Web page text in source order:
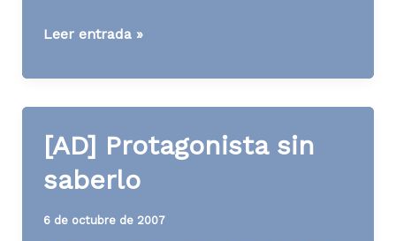
[WWW]
mis
yo
Leer entrada »
[AD] Protagonista sin
saberlo
6 de octubre de 2007